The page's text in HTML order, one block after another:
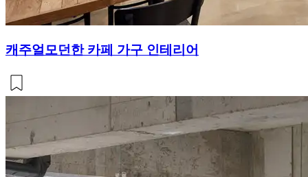
캐주얼모던한 카페 가구 인테리어